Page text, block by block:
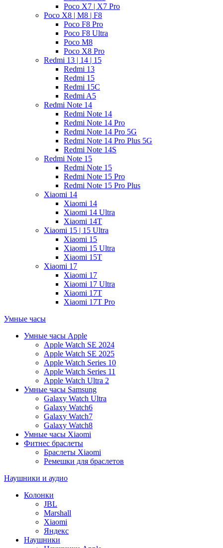
Poco X7 | X7 Pro
Poco X8 | M8 | F8
Poco F8 Pro
Poco F8 Ultra
Poco M8
Poco X8 Pro
Redmi 13 | 14 | 15
Redmi 13
Redmi 15
Redmi 15C
Redmi A5
Redmi Note 14
Redmi Note 14
Redmi Note 14 Pro
Redmi Note 14 Pro 5G
Redmi Note 14 Pro Plus 5G
Redmi Note 14S
Redmi Note 15
Redmi Note 15
Redmi Note 15 Pro
Redmi Note 15 Pro Plus
Xiaomi 14
Xiaomi 14
Xiaomi 14 Ultra
Xiaomi 14T
Xiaomi 15 | 15 Ultra
Xiaomi 15
Xiaomi 15 Ultra
Xiaomi 15T
Xiaomi 17
Xiaomi 17
Xiaomi 17 Ultra
Xiaomi 17T
Xiaomi 17T Pro
Умные часы
Умные часы Apple
Apple Watch SE 2024
Apple Watch SE 2025
Apple Watch Series 10
Apple Watch Series 11
Apple Watch Ultra 2
Умные часы Samsung
Galaxy Watch Ultra
Galaxy Watch6
Galaxy Watch7
Galaxy Watch8
Умные часы Xiaomi
Фитнес браслеты
Браслеты Xiaomi
Ремешки для браслетов
Наушники и аудио
Колонки
JBL
Marshall
Xiaomi
Яндекс
Наушники